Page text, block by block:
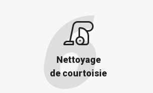
Nettoyage
de courtoisie